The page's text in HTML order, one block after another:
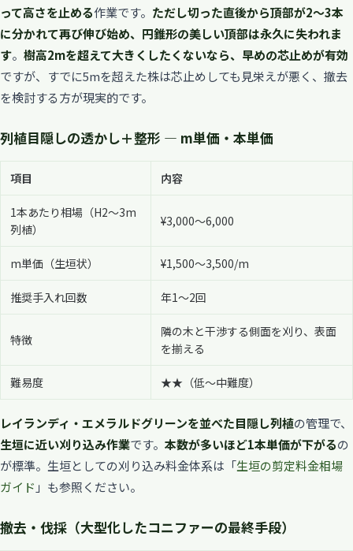
って高さを止める作業です。 ただし切った直後から頂部が2〜3本
に分かれて再び伸び始め、円錐形の美しい頂部は永久に失われま
す。 樹高2mを超えて大きくしたくないなら、早めの芯止めが有効
ですが、すでに5mを超えた株は芯止めしても見栄えが悪く、撤去
を検討する方が現実的です。
列植目隠しの透かし＋整形 — m単価・本単価
項目 内容
1本あたり相場（H2〜3m
列植）
¥3,000〜6,000
m単価（生垣状） ¥1,500〜3,500/m
推奨手入れ回数 年1〜2回
特徴
隣の木と干渉する側面を刈り、表面
を揃える
難易度 ★★（低〜中難度）
レイランディ・エメラルドグリーンを並べた目隠し列植の管理で、
生垣に近い刈り込み作業です。 本数が多いほど1本単価が下がるの
が標準。生垣としての刈り込み料金体系は「生垣の剪定料金相場
ガイド 」も参照ください。
撤去・伐採（大型化したコニファーの最終手段）